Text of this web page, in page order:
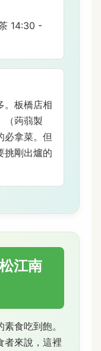
14:30 -
。板橋店相
（蒟蒻製
必拿菜。但
挑剛出爐的
江南
食吃到飽。
者來說，這裡